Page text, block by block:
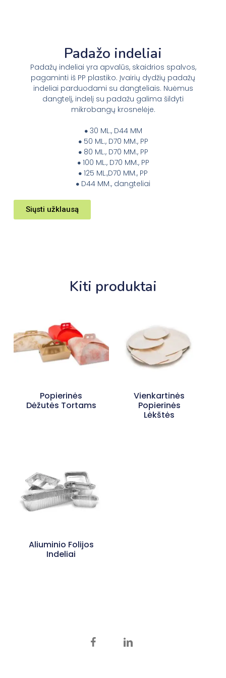
Padažo indeliai
Padažų indeliai yra apvalūs, skaidrios spalvos,
pagaminti iš PP plastiko. Įvairių dydžių padažų
indeliai parduodami su dangteliais. Nuėmus
dangtelį, indelį su padažu galima šildyti
mikrobangų krosnelėje.
• 30 ML., D44 MM
• 50 ML., D70 MM., PP
• 80 ML., D70 MM., PP
• 100 ML., D70 MM., PP
• 125 ML.,D70 MM., PP
• D44 MM., dangteliai
Siųsti užklausą
Kiti produktai
Popierinės
Dėžutės Tortams
Vienkartinės
Popierinės
Lėkštės
Aliuminio Folijos
Indeliai